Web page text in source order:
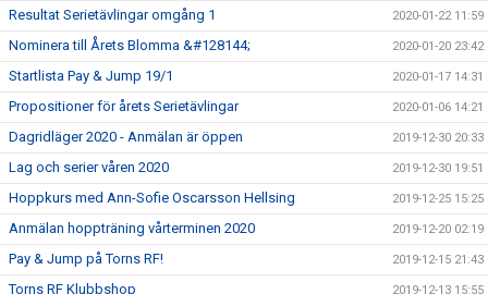
Resultat Serietävlingar omgång 1 2020-01-22 11:59
Nominera till Årets Blomma &#128144; 2020-01-20 23:42
Startlista Pay & Jump 19/1 2020-01-17 14:31
Propositioner för årets Serietävlingar 2020-01-06 14:21
Dagridläger 2020 - Anmälan är öppen 2019-12-30 20:33
Lag och serier våren 2020 2019-12-30 19:51
Hoppkurs med Ann-Sofie Oscarsson Hellsing 2019-12-25 15:25
Anmälan hoppträning vårterminen 2020 2019-12-20 02:19
Pay & Jump på Torns RF! 2019-12-15 21:43
Torns RF Klubbshop 2019-12-13 15:55